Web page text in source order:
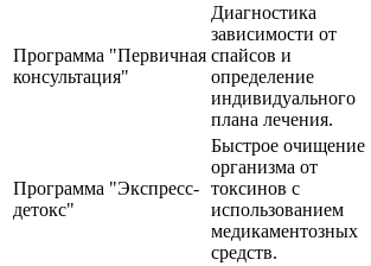
Программа "Первичная
консультация"
Диагностика
зависимости от
спайсов и
определение
индивидуального
плана лечения.
Программа "Экспресс-
детокс"
Быстрое очищение
организма от
токсинов с
использованием
медикаментозных
средств.